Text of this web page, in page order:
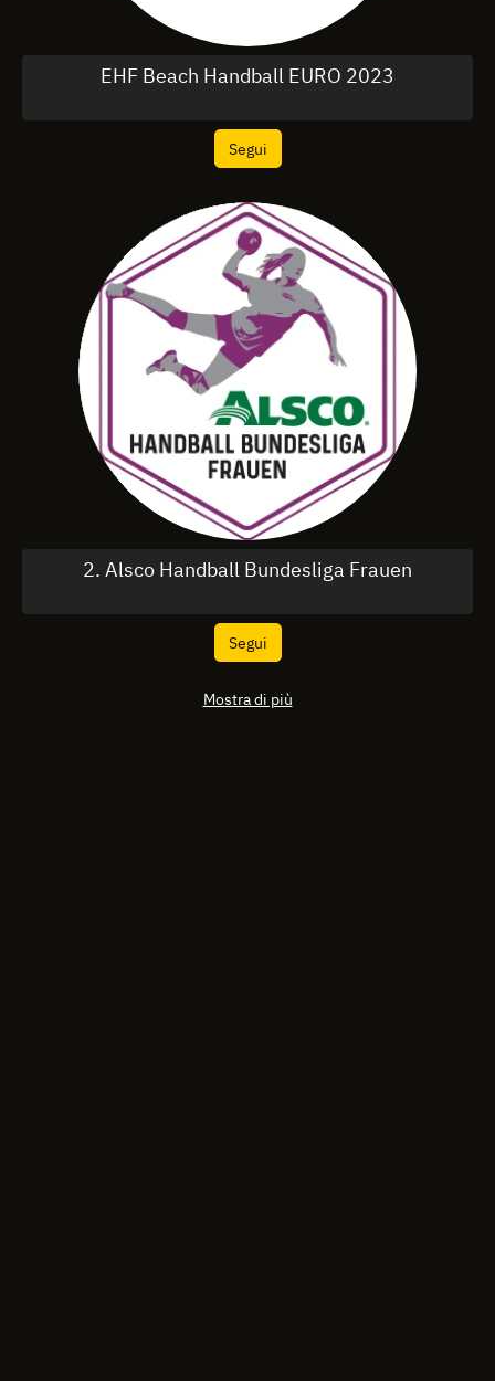
EHF Beach Handball EURO 2023
Segui
2. Alsco Handball Bundesliga Frauen
Segui
Mostra di più